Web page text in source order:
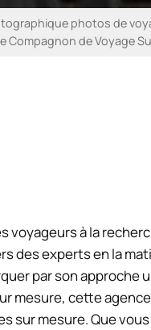
photos de
Compagnon de Voyage
voyageurs à la
des experts en la
par son approche
mesure, cette
sur mesure. Que